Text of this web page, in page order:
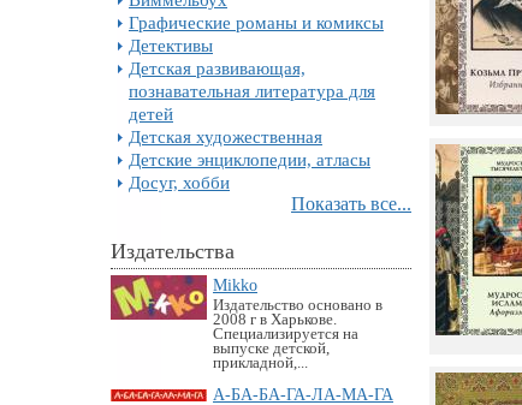
Графические романы и комиксы
Детективы
Детская развивающая,
познавательная литература для
детей
Детская художественная
Детские энциклопедии, атласы
Досуг, хобби
Показать все...
Издательства
Mikko
Издательство основано в
2008 г в Харькове.
Специализируется на
выпуске детской,
прикладной,...
А-БА-БА-ГА-ЛА-МА-ГА